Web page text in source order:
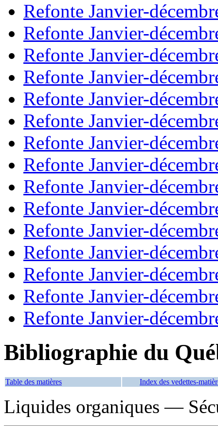
Refonte Janvier-
Refonte Janvier-
Refonte Janvier-
Refonte Janvier-
Refonte Janvier-
Refonte Janvier-
Refonte Janvier-
Refonte Janvier-
Refonte Janvier-
Refonte Janvier-
Refonte Janvier-
Refonte Janvier-
Refonte Janvier-
Refonte Janvier-
Refonte Janvier-
Bibliographie du
Table des matières Index des vedettes-
Liquides organiques —